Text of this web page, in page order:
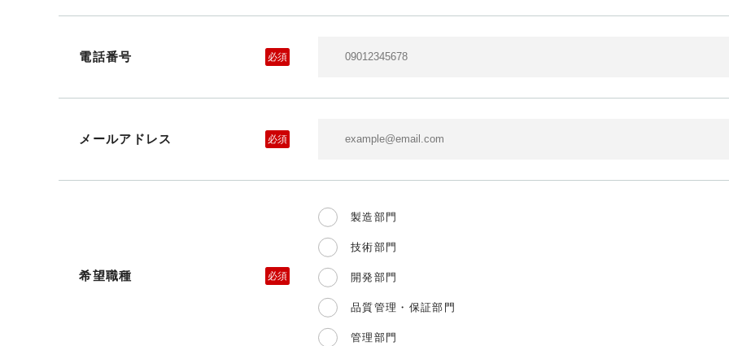
電話番号 必須
メールアドレス 必須
希望職種 必須
製造部門
技術部門
開発部門
品質管理・保証部門
管理部門